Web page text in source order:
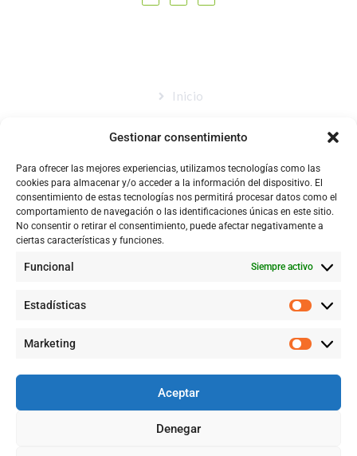
Gestionar consentimiento
Para ofrecer las mejores experiencias, utilizamos tecnologías como las
cookies para almacenar y/o acceder a la información del dispositivo. El
consentimiento de estas tecnologías nos permitirá procesar datos como el
comportamiento de navegación o las identificaciones únicas en este sitio.
No consentir o retirar el consentimiento, puede afectar negativamente a
ciertas características y funciones.
Funcional Siempre activo
Estadísticas
Marketing
Aceptar
Denegar
Inicio
Catálogo
Blog
Contacto
KR 121D # 128 - 24 Suba